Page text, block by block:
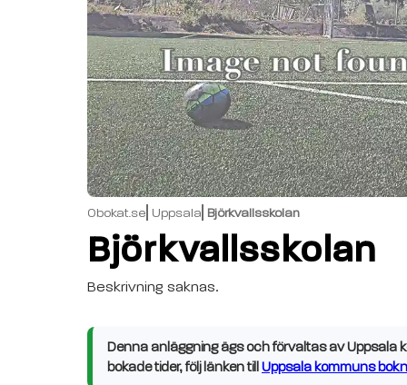
Obokat.se Uppsala Björkvallsskolan
Björkvallsskolan
Beskrivning saknas.
Denna anläggning ägs och förvaltas av Uppsala
bokade tider, följ länken till Uppsala kommuns